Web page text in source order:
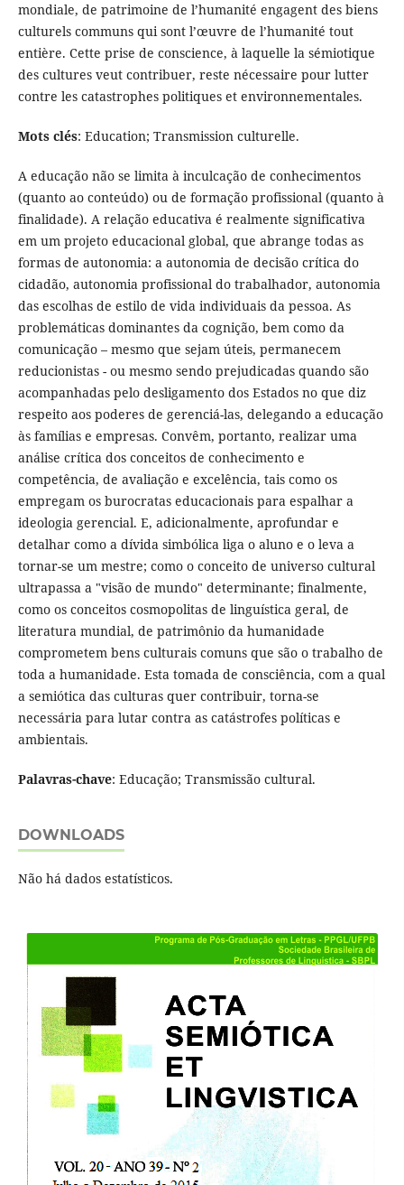
mondiale, de patrimoine de l’humanité engagent des biens
culturels communs qui sont l’œuvre de l’humanité tout
entière. Cette prise de conscience, à laquelle la sémiotique
des cultures veut contribuer, reste nécessaire pour lutter
contre les catastrophes politiques et environnementales.
Mots clés: Education; Transmission culturelle.
A educação não se limita à inculcação de conhecimentos
(quanto ao conteúdo) ou de formação profissional (quanto à
finalidade). A relação educativa é realmente significativa
em um projeto educacional global, que abrange todas as
formas de autonomia: a autonomia de decisão crítica do
cidadão, autonomia profissional do trabalhador, autonomia
das escolhas de estilo de vida individuais da pessoa. As
problemáticas dominantes da cognição, bem como da
comunicação – mesmo que sejam úteis, permanecem
reducionistas - ou mesmo sendo prejudicadas quando são
acompanhadas pelo desligamento dos Estados no que diz
respeito aos poderes de gerenciá-las, delegando a educação
às famílias e empresas. Convêm, portanto, realizar uma
análise crítica dos conceitos de conhecimento e
competência, de avaliação e excelência, tais como os
empregam os burocratas educacionais para espalhar a
ideologia gerencial. E, adicionalmente, aprofundar e
detalhar como a dívida simbólica liga o aluno e o leva a
tornar-se um mestre; como o conceito de universo cultural
ultrapassa a "visão de mundo" determinante; finalmente,
como os conceitos cosmopolitas de linguística geral, de
literatura mundial, de patrimônio da humanidade
comprometem bens culturais comuns que são o trabalho de
toda a humanidade. Esta tomada de consciência, com a qual
a semiótica das culturas quer contribuir, torna-se
necessária para lutar contra as catástrofes políticas e
ambientais.
Palavras-chave: Educação; Transmissão cultural.
DOWNLOADS
Não há dados estatísticos.